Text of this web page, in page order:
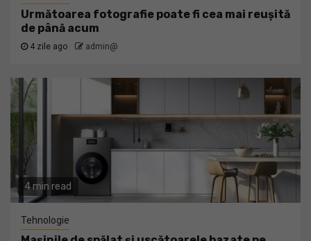
Următoarea fotografie poate fi cea mai reușită
de până acum
4 zile ago admin@
4 min read
Tehnologie